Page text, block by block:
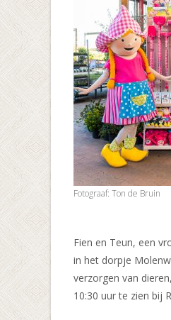
Fotograaf: Ton de Bruin
Fien en Teun, een
in het dorpje
verzorgen van
10:30 uur te zien bij